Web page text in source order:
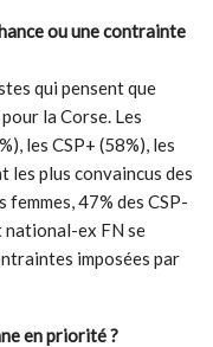
ou une contrainte
qui pensent que
la Corse. Les
les CSP+ (58%), les
plus convaincus des
47% des CSP-
national-ex FN se
imposées par
en priorité ?